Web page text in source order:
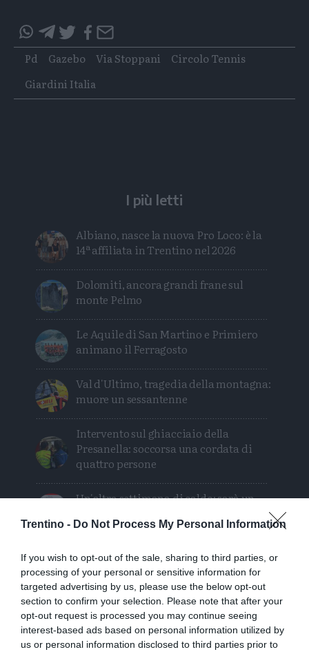
Trentino - Do Not Process My Personal Information
If you wish to opt-out of the sale, sharing to third parties, or
processing of your personal or sensitive information for
targeted advertising by us, please use the below opt-out
section to confirm your selection. Please note that after your
opt-out request is processed you may continue seeing
interest-based ads based on personal information utilized by
us or personal information disclosed to third parties prior to
questo
articolo
su
Whatsapp
questo
articolo
Telegram
Tags
Pd Gazebo Via Stoppani
Circolo Tennis
Giardini Italia
I più letti
Albiano, nasce la nuova Pro Loco: è la
14ª affiliata in Trentino nel 2026
Dolomiti, ancora grandi frane sul
monte Pelmo
Le Aquile di San Martino e Primiero
animano il Ferragosto
Val d'Ultimo, tragedia della montagna:
muore un sessantenne
Intervento sul ghiacciaio della
Presanella: soccorsa una cordata di
quattro persone
Un'altra settimana di caldo: sarà un